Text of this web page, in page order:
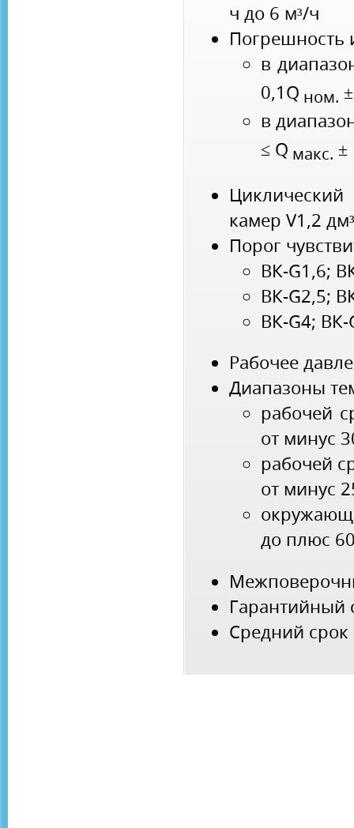
ч до 6 м³/ч
Погрешность
в
0,1Q ном.
в
≤ Q макс. ±
камер V1,2 дм³
Порог
ВК-G1,6;
ВК-G2,5;
ВК-G4;
Рабочее
Диапазоны
рабочей
от минус
рабочей
от минус
до плюс
Гарантийный
Средний срок